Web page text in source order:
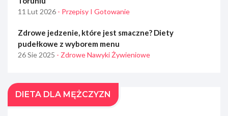
11 Lut 2026 - Przepisy I Gotowanie
Zdrowe jedzenie, które jest smaczne? Diety
pudełkowe z wyborem menu
26 Sie 2025 - Zdrowe Nawyki Żywieniowe
DIETA DLA MĘŻCZYZN